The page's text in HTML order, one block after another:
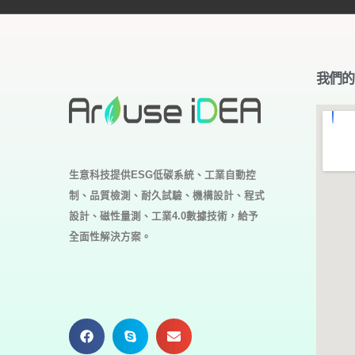
生意科技提供ESG低碳系統、工業自動控
制、品質檢測、耐久試驗、機構設計、程式
設計、磁性量測、工業4.0數據技術，給予
全面性解決方案。
我們